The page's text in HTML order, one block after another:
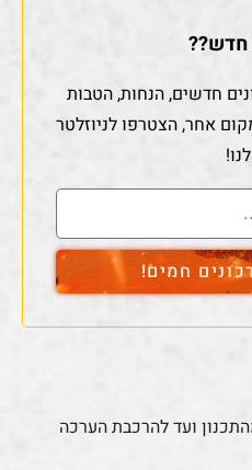
חדש??
חדשים, הנחות, הטבות
אחר, הצטרפו לניוזלטר
חמים!
ועד להרכבת הערכה